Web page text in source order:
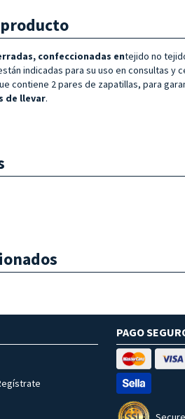
confeccionadas entejido no
indicadas para su uso en consultas y
contiene 2 pares de zapatillas, para
de llevar.
PAGO